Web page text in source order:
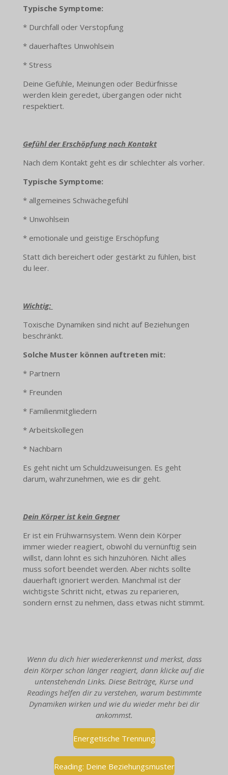
Typische Symptome:
* Durchfall oder Verstopfung
* dauerhaftes Unwohlsein
* Stress
Deine Gefühle, Meinungen oder Bedürfnisse
werden klein geredet, übergangen oder nicht
respektiert.
Gefühl der Erschöpfung nach Kontakt
Nach dem Kontakt geht es dir schlechter als vorher.
Typische Symptome:
* allgemeines Schwächegefühl
* Unwohlsein
* emotionale und geistige Erschöpfung
Statt dich bereichert oder gestärkt zu fühlen, bist
du leer.
Wichtig:
Toxische Dynamiken sind nicht auf Beziehungen
beschränkt.
Solche Muster können auftreten mit:
* Partnern
* Freunden
* Familienmitgliedern
* Arbeitskollegen
* Nachbarn
Es geht nicht um Schuldzuweisungen. Es geht
darum, wahrzunehmen, wie es dir geht.
Dein Körper ist kein Gegner
Er ist ein Frühwarnsystem. Wenn dein Körper
immer wieder reagiert, obwohl du vernünftig sein
willst, dann lohnt es sich hinzuhören. Nicht alles
muss sofort beendet werden. Aber nichts sollte
dauerhaft ignoriert werden. Manchmal ist der
wichtigste Schritt nicht, etwas zu reparieren,
sondern ernst zu nehmen, dass etwas nicht stimmt.
Wenn du dich hier wiedererkennst und merkst, dass
dein Körper schon länger reagiert, dann klicke auf die
untenstehendn Links. Diese Beiträge, Kurse und
Readings helfen dir zu verstehen, warum bestimmte
Dynamiken wirken und wie du wieder mehr bei dir
ankommst.
Energetische Trennung
Reading: Deine Beziehungsmuster